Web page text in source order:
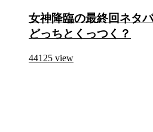
女神降臨の最終回ネタ
どっちとくっつく？
44125 view